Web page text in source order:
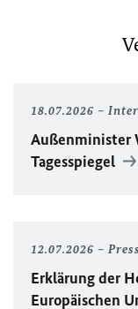
18.07.2026
Außenminister
Tagesspiegel
12.07.2026
Erklärung der
Europäischen